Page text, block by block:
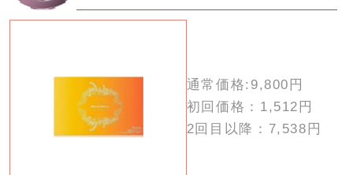
通常価格: 9,800円
初回価格： 1,512円
2回目以降： 7,538円